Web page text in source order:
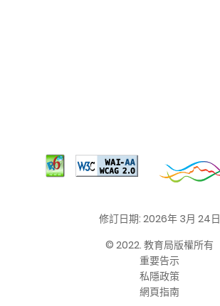
修訂日期: 2026年 3月 24日
© 2022. 教育局版權所有
重要告示
私隱政策
網頁指南